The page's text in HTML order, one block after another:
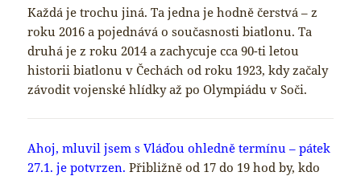
Každá je trochu jiná. Ta jedna je hodně čerstvá – z
roku 2016 a pojednává o současnosti biatlonu. Ta
druhá je z roku 2014 a zachycuje cca 90-ti letou
historii biatlonu v Čechách od roku 1923, kdy začaly
závodit vojenské hlídky až po Olympiádu v Soči.
Ahoj, mluvil jsem s Vláďou ohledně termínu – pátek
27.1. je potvrzen. Přibližně od 17 do 19 hod by, kdo